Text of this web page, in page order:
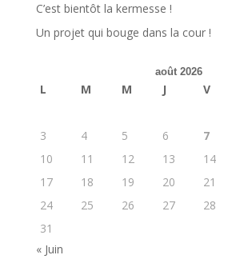
C’est bientôt la kermesse !
Un projet qui bouge dans la cour !
août 2026
L M M J V
3
4 5 6 7
10
11 12 13 14
17
18 19 20 21
24
25 26 27 28
31
« Juin